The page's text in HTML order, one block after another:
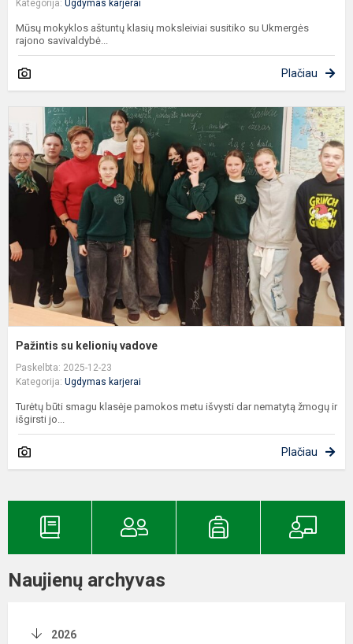
Kategorija: Ugdymas karjerai
Mūsų mokyklos aštuntų klasių moksleiviai susitiko su Ukmergės
rajono savivaldybė...
Plačiau
Pažintis su kelionių vadove
Paskelbta: 2025-12-23
Kategorija: Ugdymas karjerai
Turėtų būti smagu klasėje pamokos metu išvysti dar nematytą žmogų ir
išgirsti jo...
Plačiau
Naujienų archyvas
2026